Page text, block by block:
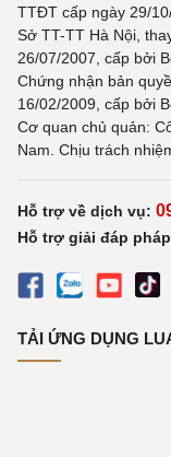
TTĐT cấp ngày 29/
Sở TT-TT Hà Nội,
26/07/2007, cấp bởi
Chứng nhận bản
16/02/2009, cấp bởi
Cơ quan chủ quản:
Nam. Chịu trách
Hỗ trợ về dịch vụ:
Hỗ trợ giải đáp
TẢI ỨNG DỤNG